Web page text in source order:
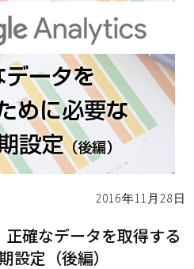
2016年11月28日
確なデータを取得する
設定（後編）